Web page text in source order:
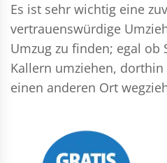
Es ist sehr wichtig eine
vertrauenswürdige
Umzug zu finden; egal ob
Kallern umziehen, dorthin
einen anderen Ort